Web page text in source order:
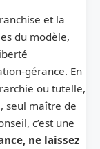
et la
du modèle,
gérance. En
ou tutelle,
seul maître de
c’est une
ne laissez